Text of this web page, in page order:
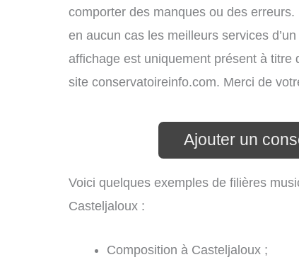
comporter des manques ou des
en aucun cas les meilleurs services
affichage est uniquement présent à titre
site conservatoireinfo.com. Merci de
Ajouter un
Voici quelques exemples de filières
Casteljaloux :
Composition à Casteljaloux ;